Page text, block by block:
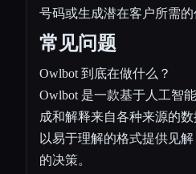
号码或生成潜在客户所需的
常见问题
Owlbot 到底在做什么？
Owlbot 是一款基于人工智
成和解释来自各种来源的
以易于理解的格式提供见
的决策。